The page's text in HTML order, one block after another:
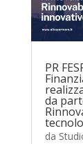
PR
da
da